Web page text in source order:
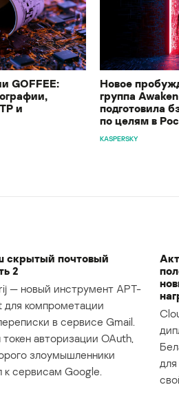
GOFFEE:
и
Новое
группа
подготовила
по целям в
KASPERSKY
скрытый почтовый
2
— новый инструмент APT-
для компрометации
в сервисе Gmail.
авторизации OAuth,
злоумышленники
к сервисам Google.